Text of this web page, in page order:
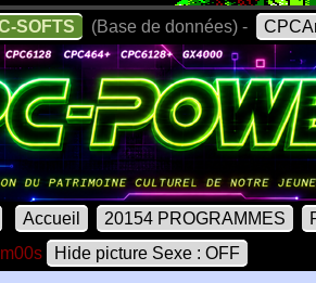
SOFTS (Base de données) -
Accueil 20154 PROGRAMMES
Hide picture Sexe : OFF